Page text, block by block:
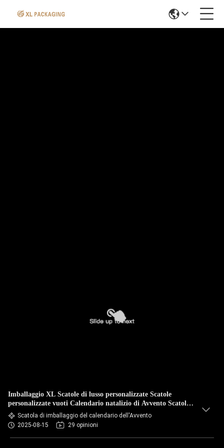
Imballaggio XL Scatole di lusso personalizzate Scatole
personalizzate vuoti Calendario natalizio di Avvento Scatola
di imballaggio Makeup Scatola di gioielli per cioccolato
Scatola di imballaggio del calendario dell'Avvento
2025-08-15
29 opinioni